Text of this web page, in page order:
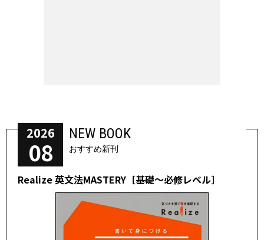
2026
08
NEW BOOK
おすすめ新刊
Realize 英文法MASTERY［基礎～必修レベル］